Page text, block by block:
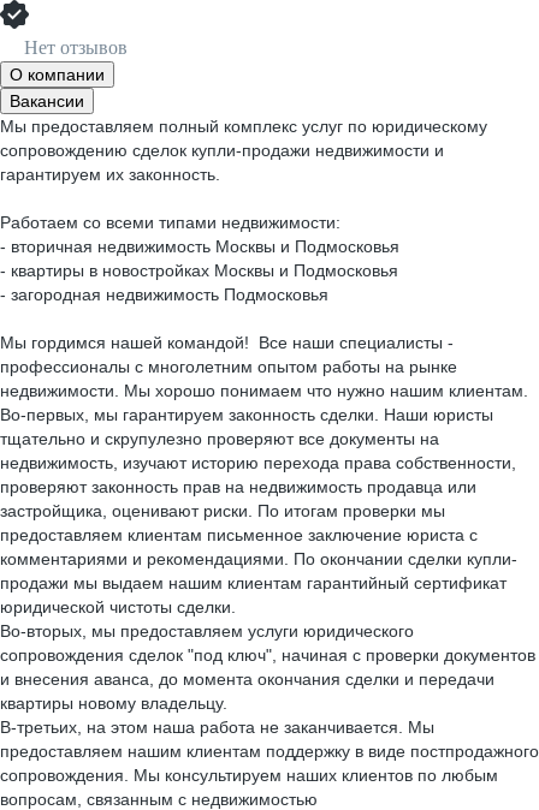
Нет отзывов
О компании
Вакансии
Мы предоставляем полный комплекс услуг по юридическому
сопровождению сделок купли-продажи недвижимости и
гарантируем их законность.
Работаем со всеми типами недвижимости:
- вторичная недвижимость Москвы и Подмосковья
- квартиры в новостройках Москвы и Подмосковья
- загородная недвижимость Подмосковья
Мы гордимся нашей командой! Все наши специалисты -
профессионалы с многолетним опытом работы на рынке
недвижимости. Мы хорошо понимаем что нужно нашим клиентам.
Во-первых, мы гарантируем законность сделки. Наши юристы
тщательно и скрупулезно проверяют все документы на
недвижимость, изучают историю перехода права собственности,
проверяют законность прав на недвижимость продавца или
застройщика, оценивают риски. По итогам проверки мы
предоставляем клиентам письменное заключение юриста с
комментариями и рекомендациями. По окончании сделки купли-
продажи мы выдаем нашим клиентам гарантийный сертификат
юридической чистоты сделки.
Во-вторых, мы предоставляем услуги юридического
сопровождения сделок "под ключ", начиная с проверки документов
и внесения аванса, до момента окончания сделки и передачи
квартиры новому владельцу.
В-третьих, на этом наша работа не заканчивается. Мы
предоставляем нашим клиентам поддержку в виде постпродажного
сопровождения. Мы консультируем наших клиентов по любым
вопросам, связанным с недвижимостью